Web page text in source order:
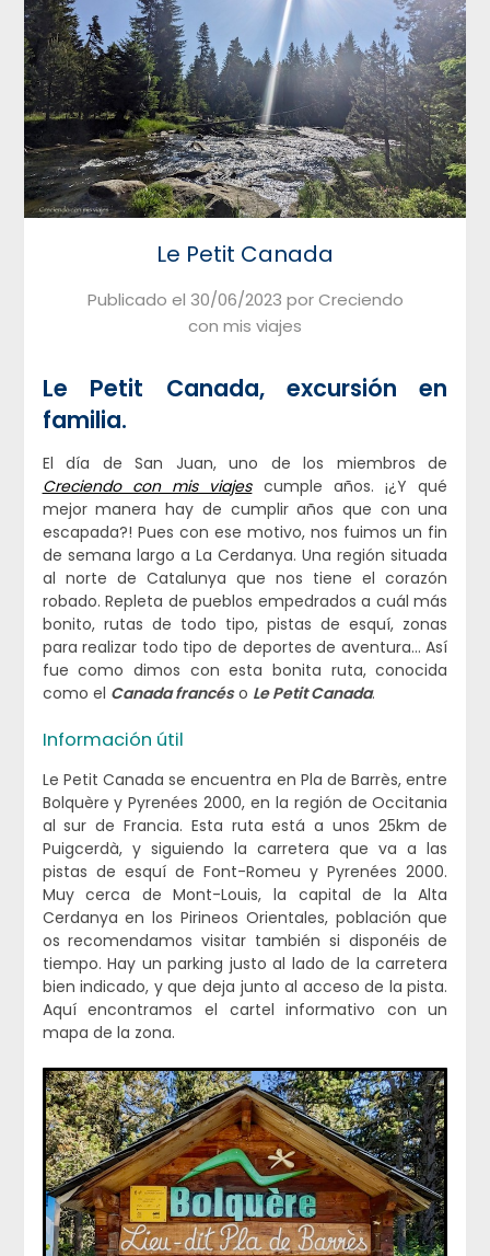
Le Petit Canada
Publicado el 30/06/2023 porCreciendo
con mis viajes
Le Petit Canada, excursión en
familia.
El día de San Juan, uno de los miembros de
Creciendo con mis viajescumple años. ¡¿Y qué
mejor manera hay de cumplir años que con una
escapada?! Pues con ese motivo, nos fuimos un fin
de semana largo a La Cerdanya. Una región situada
al norte de Catalunya que nos tiene el corazón
robado. Repleta de pueblos empedrados a cuál más
bonito, rutas de todo tipo, pistas de esquí, zonas
para realizar todo tipo de deportes de aventura… Así
fue como dimos con esta bonita ruta, conocida
como el Canada francéso Le Petit Canada.
Información útil
Le Petit Canada se encuentra en Pla de Barrès, entre
Bolquère y Pyrenées 2000, en la región de Occitania
al sur de Francia. Esta ruta está a unos 25km de
Puigcerdà, y siguiendo la carretera que va a las
pistas de esquí de Font-Romeu y Pyrenées 2000.
Muy cerca de Mont-Louis, la capital de la Alta
Cerdanya en los Pirineos Orientales, población que
os recomendamos visitar también si disponéis de
tiempo. Hay un parking justo al lado de la carretera
bien indicado, y que deja junto al acceso de la pista.
Aquí encontramos el cartel informativo con un
mapa de la zona.